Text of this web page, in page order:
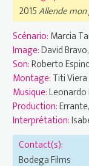
2015Allende
Scénario:Marcia
Image:David
Son:Roberto
Montage:Titi
Musique:Leonardo
Production:
Interprétation:
Contact(s):
Bodega Films